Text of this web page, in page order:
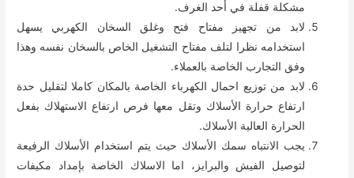
مشكلة قفلة في أحد الغرف.
لابد من تجهيز مفتاح فتح وغلق السخان الكهربي يسهل
استخدامه نظرا لتلف مفتاح التشغيل الخاص بالسخان نفسه وهذا
وفق التجارب الخاصة بالعملاء.
لابد من توزيع احمال الكهرباء الخاصة بالمكان كاملا لتقليل حدة
ارتفاع حرارة الأسلاك وتقل معها فرص ارتفاع الاستهلاك بفعل
الحرارة العالية الأسلاك.
يجب الانتباه سمك الأسلاك حيث يتم استخدام الأسلاك الرفيعة
لتوصيل الفيش والبرايز، اما الاسلاك الخاصة بإمداد مكيفات